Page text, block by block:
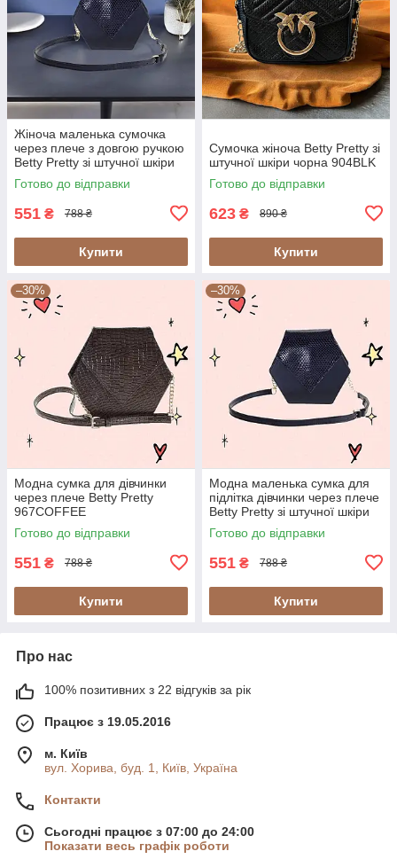
Жіноча маленька сумочка
через плече з довгою ручкою
Betty Pretty зі штучної шкіри
синя 967BLUER
Готово до відправки
551 ₴ 788 ₴
Купити
Сумочка жіноча Betty Pretty зі
штучної шкіри чорна 904BLK
Готово до відправки
623 ₴ 890 ₴
Купити
–30%
Модна сумка для дівчинки
через плече Betty Pretty
967COFFEE
Готово до відправки
551 ₴ 788 ₴
Купити
–30%
Модна маленька сумка для
підлітка дівчинки через плече
Betty Pretty зі штучної шкіри
синя 967BLUER
Готово до відправки
551 ₴ 788 ₴
Купити
Про нас
100% позитивних з 22 відгуків за рік
Працює з 19.05.2016
м. Київ
вул. Хорива, буд. 1, Київ, Україна
Контакти
Сьогодні працює з 07:00 до 24:00
Показати весь графік роботи